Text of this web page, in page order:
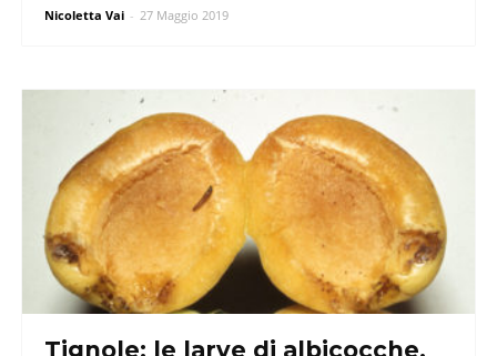
Nicoletta Vai - 27 Maggio 2019
Tignole: le larve di albicocche,